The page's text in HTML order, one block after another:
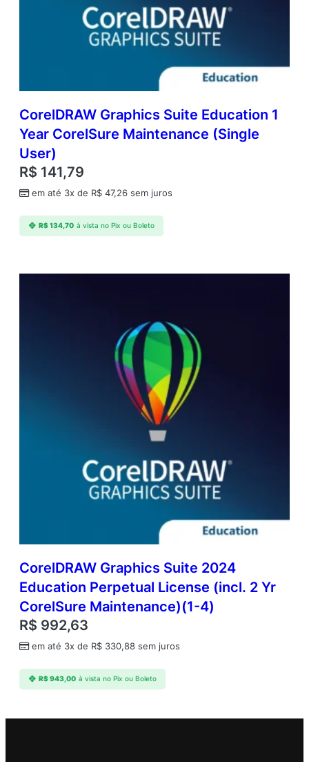
CorelDRAW Graphics Suite Education 1
Year CorelSure Maintenance (Single
User)
R$ 141,79
em até 3x de R$ 47,26 sem juros
R$134,70 à vista no Pix ou Boleto
CorelDRAW Graphics Suite 2024
Education Perpetual License (incl. 2 Yr
CorelSure Maintenance)(1-4)
R$ 992,63
em até 3x de R$ 330,88 sem juros
R$943,00 à vista no Pix ou Boleto